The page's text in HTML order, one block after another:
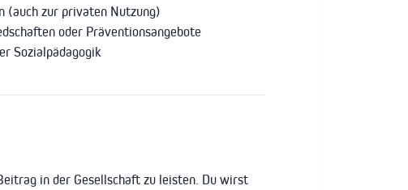
(auch zur privaten Nutzung)
oder Präventionsangebote
Sozialpädagogik
in der Gesellschaft zu leisten. Du wirst